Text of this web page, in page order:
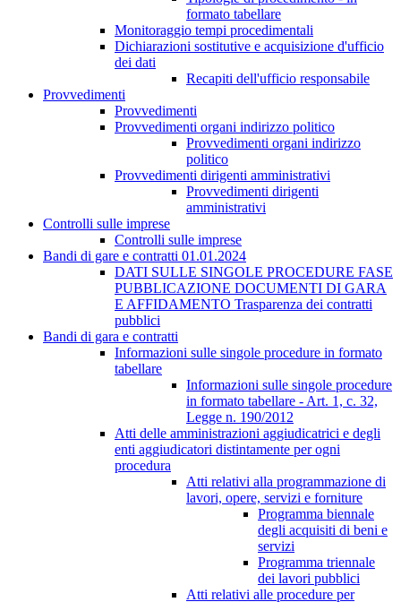
formato tabellare
Monitoraggio tempi procedimentali
Dichiarazioni sostitutive e acquisizione d'ufficio
dei dati
Recapiti dell'ufficio responsabile
Provvedimenti
Provvedimenti
Provvedimenti organi indirizzo politico
Provvedimenti organi indirizzo
politico
Provvedimenti dirigenti amministrativi
Provvedimenti dirigenti
amministrativi
Controlli sulle imprese
Controlli sulle imprese
Bandi di gare e contratti 01.01.2024
DATI SULLE SINGOLE PROCEDURE FASE
PUBBLICAZIONE DOCUMENTI DI GARA
E AFFIDAMENTO Trasparenza dei contratti
pubblici
Bandi di gara e contratti
Informazioni sulle singole procedure in formato
tabellare
Informazioni sulle singole procedure
in formato tabellare - Art. 1, c. 32,
Legge n. 190/2012
Atti delle amministrazioni aggiudicatrici e degli
enti aggiudicatori distintamente per ogni
procedura
Atti relativi alla programmazione di
lavori, opere, servizi e forniture
Programma biennale
degli acquisiti di beni e
servizi
Programma triennale
dei lavori pubblici
Atti relativi alle procedure per